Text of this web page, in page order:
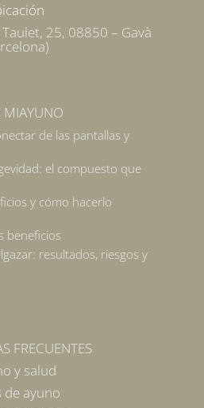
25, 08850 – Gavà
MIAYUNO
de las pantallas y
el compuesto que
y cómo hacerlo
beneficios
resultados, riesgos y
FRECUENTES
y salud
de ayuno